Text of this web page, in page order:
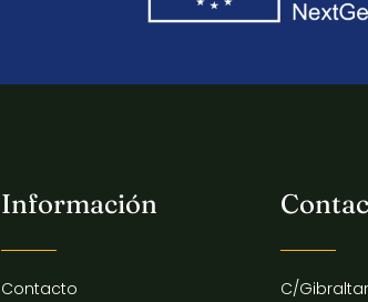
Información
Contacto
C/